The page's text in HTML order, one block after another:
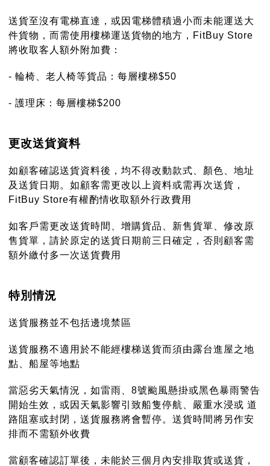
送貨至沒有電梯直達，或因電梯體積過小而未能運送大
件貨物，而需使用樓梯運送貨物的地方，FitBuy Store
將收取客人額外附加費：
- 輪椅、老人椅等貨品：每層樓梯$50
- 護理床：每層樓梯$200
更改送貨資料
如顧客確認送貨資料後，均不得改動款式、顏色、地址
及送貨日期。如顧客需更改以上資料或需再次送貨，
FitBuy Store有權酌情收取額外行政費用
如客戶需更改送貨時間、增購貨品、新售貨單、修改原
售貨單，請於原定的送貨日期前三日確定，否則顧客需
額外繳付多一次送貨費用
特別情況
送貨服務並不包括邊境禁區
送貨服務不適用於不能經樓梯送貨而須由露台進屋之地
點、船屋等地點
當惡劣天氣情況，如雷雨、8號颱風懸掛或黑色暴雨警告
開始生效，或因天氣影響引致船隻停航、嚴重水浸或 道
路阻塞或封閉，送貨服務將會暫停。送貨時間將另作安
排而不需額外收費
當顧客確認訂單後，未能於三個月內安排取貨或送貨，